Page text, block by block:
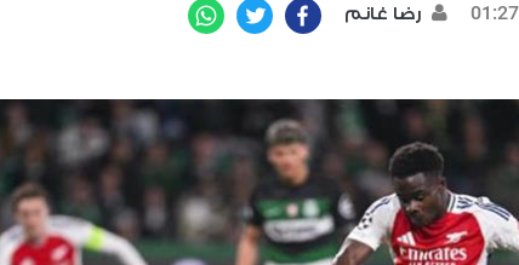
رضا غانم Facebook
Twitter